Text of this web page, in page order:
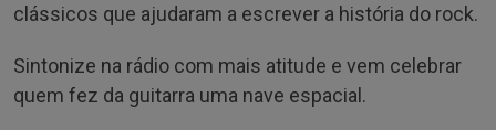
clássicos que ajudaram a escrever a história do rock.
Sintonize na rádio com mais atitude e vem celebrar
quem fez da guitarra uma nave espacial.